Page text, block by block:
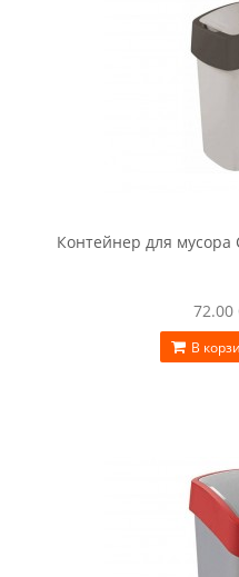
Контейнер для мусора
72.00
В